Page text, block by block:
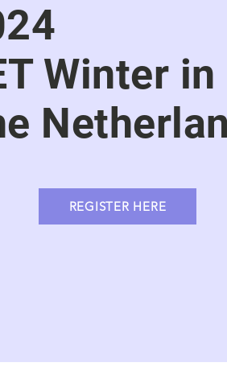
Winter in
REGISTER HERE